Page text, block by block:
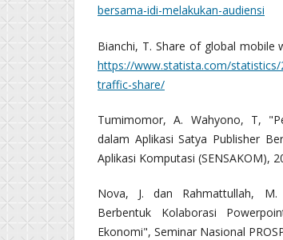
bersama-idi-melakukan-audiensi
Bianchi, T. Share of global mobile
https://www.statista.com/
traffic-share/
Tumimomor, A. Wahyono, T,
dalam Aplikasi Satya Publisher
Aplikasi Komputasi (SENSAKOM),
Nova, J. dan Rahmattullah, M.
Berbentuk Kolaborasi
Ekonomi", Seminar Nasional